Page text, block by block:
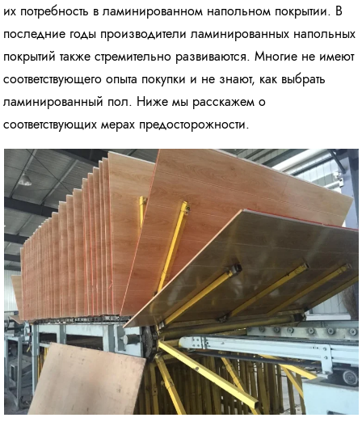
их потребность в ламинированном напольном покрытии. В
последние годы производители ламинированных напольных
покрытий также стремительно развиваются. Многие не имеют
соответствующего опыта покупки и не знают, как выбрать
ламинированный пол. Ниже мы расскажем о
соответствующих мерах предосторожности.